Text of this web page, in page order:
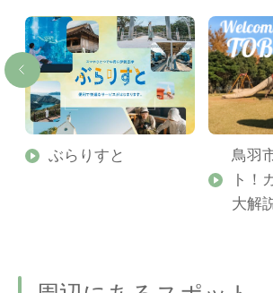
ぶらりすと
鳥羽
ト！
大解